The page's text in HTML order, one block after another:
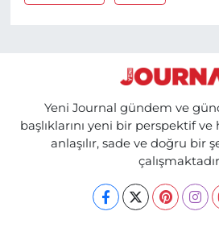
Yeni Journal gündem ve
başlıklarını yeni bir perspektif ve
anlaşılır, sade ve doğru bir